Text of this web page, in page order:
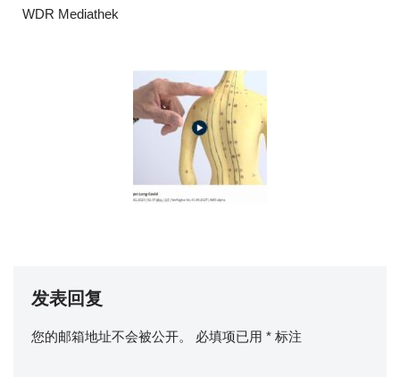
WDR Mediathek
发表回复
您的邮箱地址不会被公开。 必填项已用 * 标注